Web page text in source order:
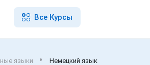
Все Курсы
языки Немецкий язык